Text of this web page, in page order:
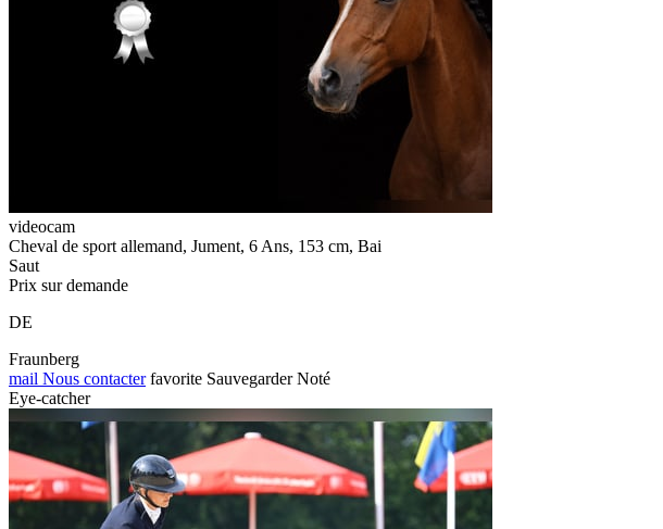
videocam
Cheval de sport allemand, Jument, 6 Ans, 153 cm, Bai
Saut
Prix sur demande
DE
Fraunberg
mail Nous contacter favorite Sauvegarder Noté
Eye-catcher